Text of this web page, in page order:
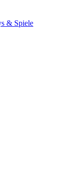
& Spiele